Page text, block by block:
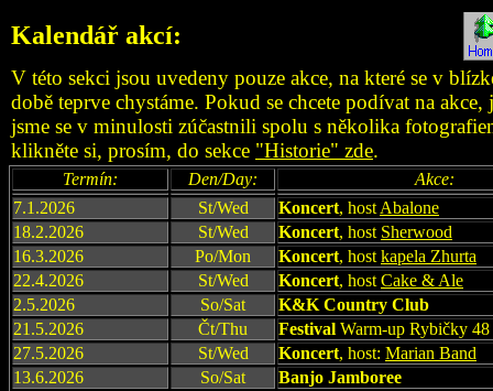
Kalendář akcí:
V této sekci jsou uvedeny pouze akce, na které se v
době teprve chystáme. Pokud se chcete podívat na akce,
jsme se v minulosti zúčastnili spolu s několika
klikněte si, prosím, do sekce "Historie" zde.
Termín: Den/Day:
Akce:
7.1.2026
St/Wed Koncert, host Abalone
18.2.2026
St/Wed Koncert, host Sherwood
16.3.2026
Po/Mon Koncert, host kapela Zhurta
22.4.2026
St/Wed Koncert, host Cake & Ale
2.5.2026
So/Sat
K&K Country Club
21.5.2026
Čt/Thu Festival Warm-up Rybičky 48
27.5.2026
St/Wed Koncert, host: Marian Band
13.6.2026
So/Sat
Banjo Jamboree